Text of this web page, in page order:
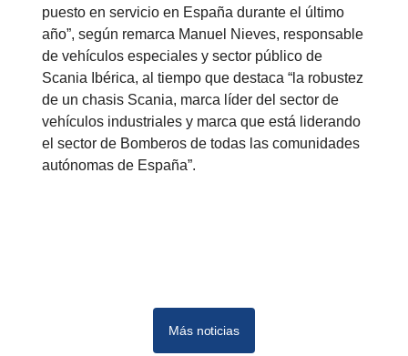
puesto en servicio en España durante el último
año”, según remarca Manuel Nieves, responsable
de vehículos especiales y sector público de
Scania Ibérica, al tiempo que destaca “la robustez
de un chasis Scania, marca líder del sector de
vehículos industriales y marca que está liderando
el sector de Bomberos de todas las comunidades
autónomas de España”.
Más noticias